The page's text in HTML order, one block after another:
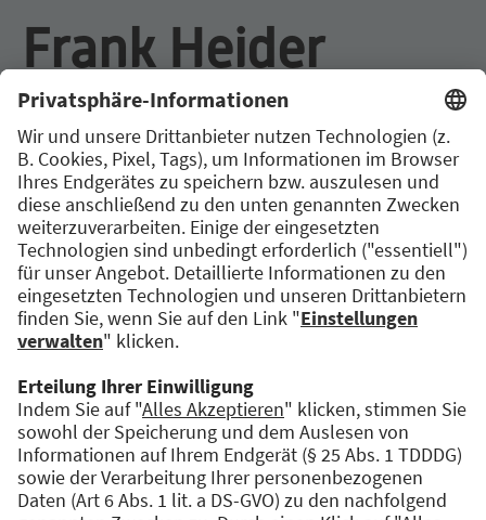
Frank Heider
DIRECTOR R&D ARGUS
CLOUD, BARAMUNDI
SOFTWARE GMBH
Vom Studenten zum Director Research &
Development Argus Cloud:
Diplom-Informatiker, Frank Heider startete
seine IT-Karriere 2009 im Rahmen seiner
Diplomarbeit bei baramundi. Schnell wurde er
vom Softwareentwickler zum Product-Owner
für Android und Windows Mobile. Von 2015 bis
2022 verantwortete er den Bereich Mac &